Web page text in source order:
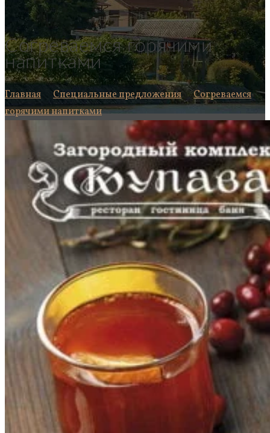
Согреваемся горячими
напитками
Главная Специальные предложения
Согреваемся
горячими напитками